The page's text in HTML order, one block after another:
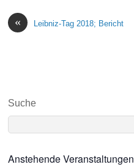
« Leibniz-Tag 2018; Bericht
Suche
Anstehende Veranstaltungen